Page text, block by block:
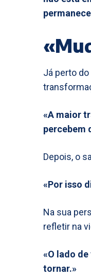
Já perto
«A maior
percebem
Depois, o
«Por isso
Na sua
refletir na
«O lado
tornar.»